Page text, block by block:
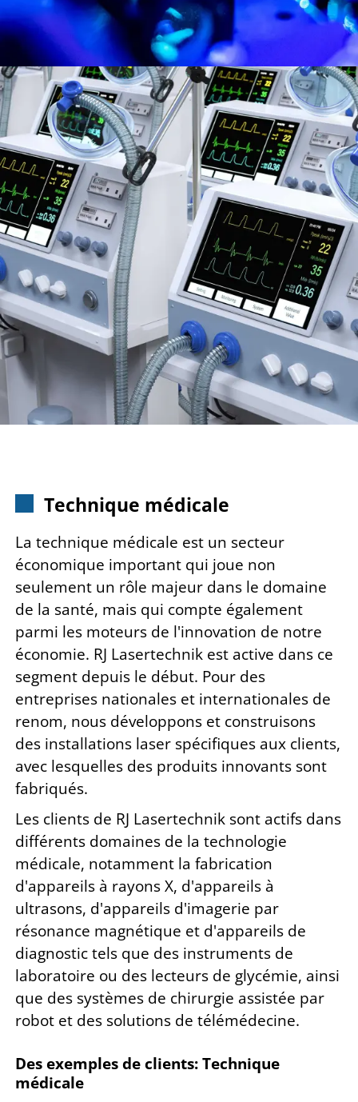
Technique médicale
La technique médicale est un secteur
économique important qui joue non
seulement un rôle majeur dans le domaine
de la santé, mais qui compte également
parmi les moteurs de l'innovation de notre
économie. RJ Lasertechnik est active dans ce
segment depuis le début. Pour des
entreprises nationales et internationales de
renom, nous développons et construisons
des installations laser spécifiques aux clients,
avec lesquelles des produits innovants sont
fabriqués.
Les clients de RJ Lasertechnik sont actifs dans
différents domaines de la technologie
médicale, notamment la fabrication
d'appareils à rayons X, d'appareils à
ultrasons, d'appareils d'imagerie par
résonance magnétique et d'appareils de
diagnostic tels que des instruments de
laboratoire ou des lecteurs de glycémie, ainsi
que des systèmes de chirurgie assistée par
robot et des solutions de télémédecine.
Des exemples de clients: Technique
médicale